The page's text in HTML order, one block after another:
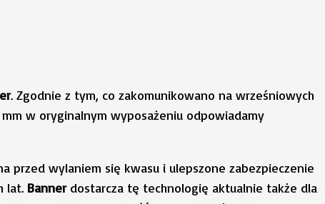
. Zgodnie z tym, co zakomunikowano na wrześniowych
w oryginalnym wyposażeniu odpowiadamy
przed wylaniem się kwasu i ulepszone zabezpieczenie
lat. Bannerdostarcza tę technologię aktualnie także dla